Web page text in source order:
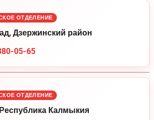
ОТДЕЛЕНИЕ
Дзержинский район
05-65
ОТДЕЛЕНИЕ
Калмыкия